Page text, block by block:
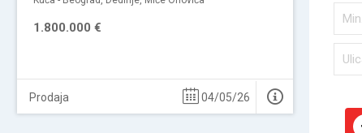
1.800.000 €
Prodaja 04/05/26